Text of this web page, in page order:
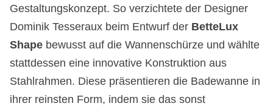
Gestaltungskonzept. So verzichtete der Designer
Dominik Tesseraux beim Entwurf der BetteLux
Shape bewusst auf die Wannenschürze und wählte
stattdessen eine innovative Konstruktion aus
Stahlrahmen. Diese präsentieren die Badewanne in
ihrer reinsten Form, indem sie das sonst